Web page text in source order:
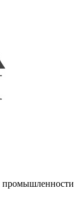
промышленности